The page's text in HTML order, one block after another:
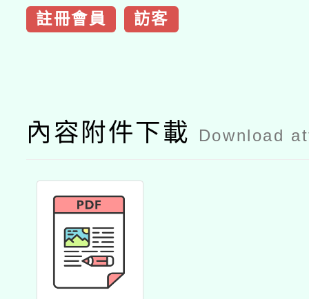
註冊會員 訪客
內容附件下載 Download